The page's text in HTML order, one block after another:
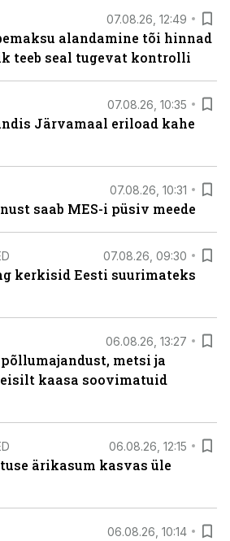
07.08.26, 12:49
alandamine tõi hinnad
teeb seal tugevat kontrolli
07.08.26, 10:35
Järvamaal eriload kahe
07.08.26, 10:31
saab MES-i püsiv meede
07.08.26, 09:30
kerkisid Eesti suurimateks
06.08.26, 13:27
metsi ja
kaasa soovimatuid
06.08.26, 12:15
ärikasum kasvas üle
06.08.26, 10:14